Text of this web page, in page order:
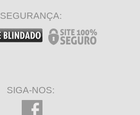
SEGURANÇA:
SIGA-NOS: